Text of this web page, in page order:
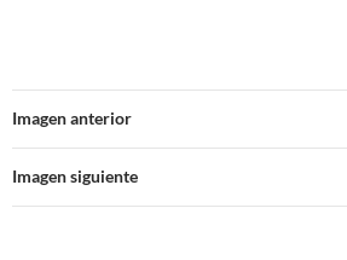
Imagen anterior
Imagen siguiente